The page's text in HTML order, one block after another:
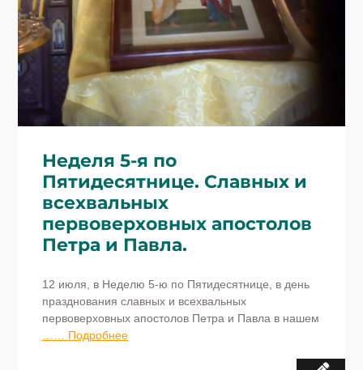
Неделя 5-я по
Пятидесятнице. Славных и
всехвальных
первоверховных апостолов
Петра и Павла.
12 июля, в Неделю 5-ю по Пятидесятнице, в день
празднования славных и всехвальных
первоверховных апостолов Петра и Павла в нашем
…… Подробнее